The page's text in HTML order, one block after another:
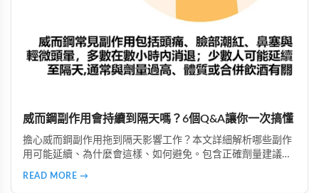
威而鋼副作用會持續到隔天嗎？6個Q&A讓你一次搞懂
擔心威而鋼副作用拖到隔天影響工作？本文詳細解析哪些副作
用可能延續、為什麼會這樣、如何避免。包含正確劑量建議、
READ MORE →